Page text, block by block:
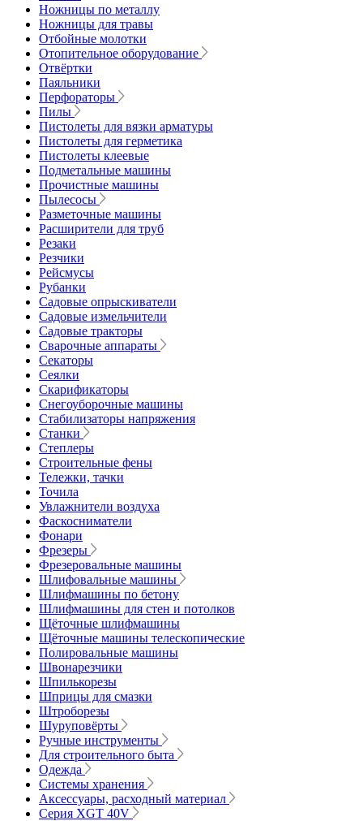
Ножницы по металлу
Ножницы для травы
Отбойные молотки
Отопительное оборудование
Отвёртки
Паяльники
Перфораторы
Пилы
Пистолеты для вязки арматуры
Пистолеты для герметика
Пистолеты клеевые
Подметальные машины
Прочистные машины
Пылесосы
Разметочные машины
Расширители для труб
Резаки
Резчики
Рейсмусы
Рубанки
Садовые опрыскиватели
Садовые измельчители
Садовые тракторы
Сварочные аппараты
Секаторы
Сеялки
Скарификаторы
Снегоуборочные машины
Стабилизаторы напряжения
Станки
Степлеры
Строительные фены
Тележки, тачки
Точила
Увлажнители воздуха
Фаскосниматели
Фонари
Фрезеры
Фрезеровальные машины
Шлифовальные машины
Шлифмашины по бетону
Шлифмашины для стен и потолков
Щёточные шлифмашины
Щёточные машины телескопические
Полировальные машины
Швонарезчики
Шпилькорезы
Шприцы для смазки
Штроборезы
Шуруповёрты
Ручные инструменты
Для строительного быта
Одежда
Системы хранения
Аксессуары, расходный материал
Серия XGT 40V